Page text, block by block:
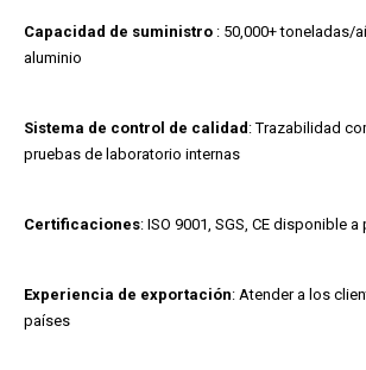
Capacidad de suministro : 50,000+ toneladas/
aluminio
Sistema de control de calidad : Trazabilidad
pruebas de laboratorio internas
Certificaciones: ISO 9001, SGS, CE disponible
Experiencia de exportación: Atender a los
países